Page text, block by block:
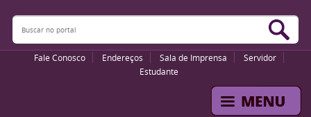
Buscar no portal
Fale Conosco Endereços Sala de Imprensa
Servidor
Estudante